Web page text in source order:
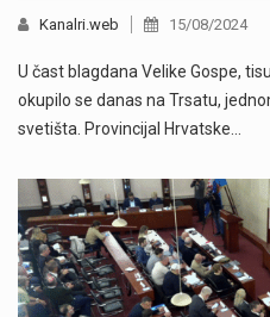
Kanalri.web 15/08/2024
U čast blagdana Velike Gospe,
okupilo se danas na Trsatu,
svetišta. Provincijal Hrvatske…